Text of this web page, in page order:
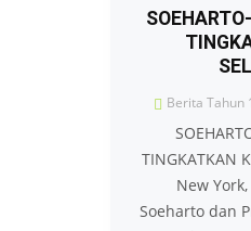
Berita Tahun
TINGKATKAN
New York,
Soeharto dan